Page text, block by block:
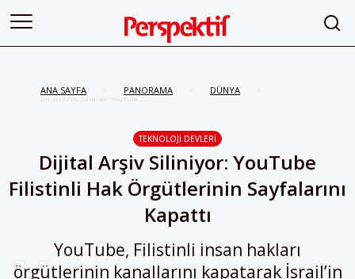
ANA SAYFA PANORAMA DÜNYA
Dijital Arşiv Siliniyor: YouTube
Filistinli Hak Örgütlerinin
TEKNOLOJI DEVLERI
Dijital Arşiv Siliniyor: YouTube
Filistinli Hak Örgütlerinin Sayfalarını
Kapattı
YouTube, Filistinli insan hakları
örgütlerinin kanallarını kapatarak İsrail’in